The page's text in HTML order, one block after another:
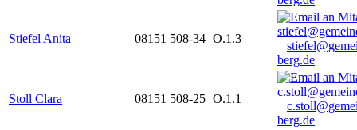
Stiefel Anita 08151 508-34 O.1.3
berg.de
Stoll Clara 08151 508-25 O.1.1
berg.de